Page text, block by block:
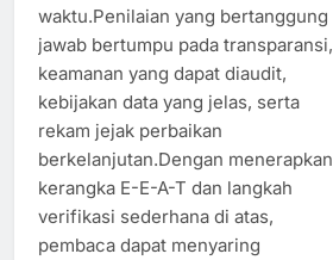
waktu.Penilaian yang bertanggung
jawab bertumpu pada transparansi,
keamanan yang dapat diaudit,
kebijakan data yang jelas, serta
rekam jejak perbaikan
berkelanjutan.Dengan menerapkan
kerangka E-E-A-T dan langkah
verifikasi sederhana di atas,
pembaca dapat menyaring